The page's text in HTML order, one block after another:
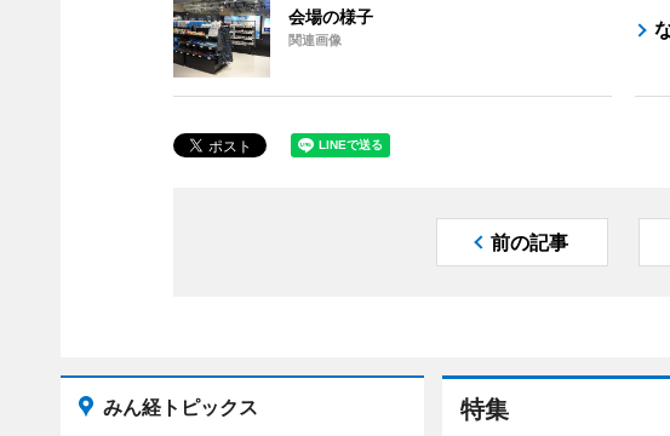
会場の様子
関連画像
前の記事
特集
みん経トピックス